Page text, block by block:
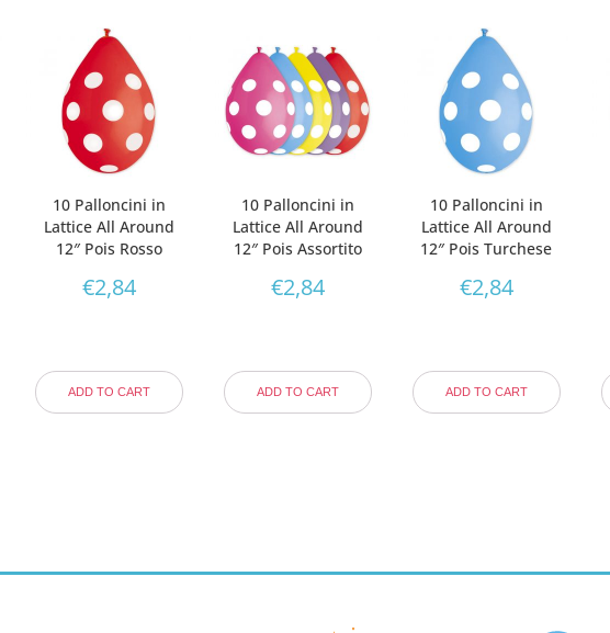
10 Palloncini in
Lattice All Around
12″ Pois Rosso
€2,84
ADD TO CART
10 Palloncini in
Lattice All Around
12″ Pois Assortito
€2,84
ADD TO CART
10 Palloncini in
Lattice All Around
12″ Pois Turchese
€2,84
ADD TO CART